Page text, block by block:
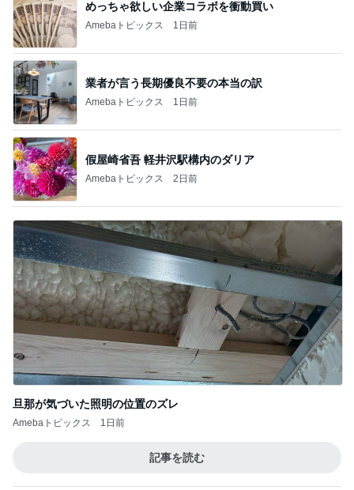
めっちゃ欲しい企業コラボを衝動買い
Amebaトピックス 1日前
業者が言う長期優良不要の本当の訳
Amebaトピックス 1日前
假屋崎省吾 軽井沢駅構内のダリア
Amebaトピックス 2日前
旦那が気づいた照明の位置のズレ
Amebaトピックス 1日前
記事を読む